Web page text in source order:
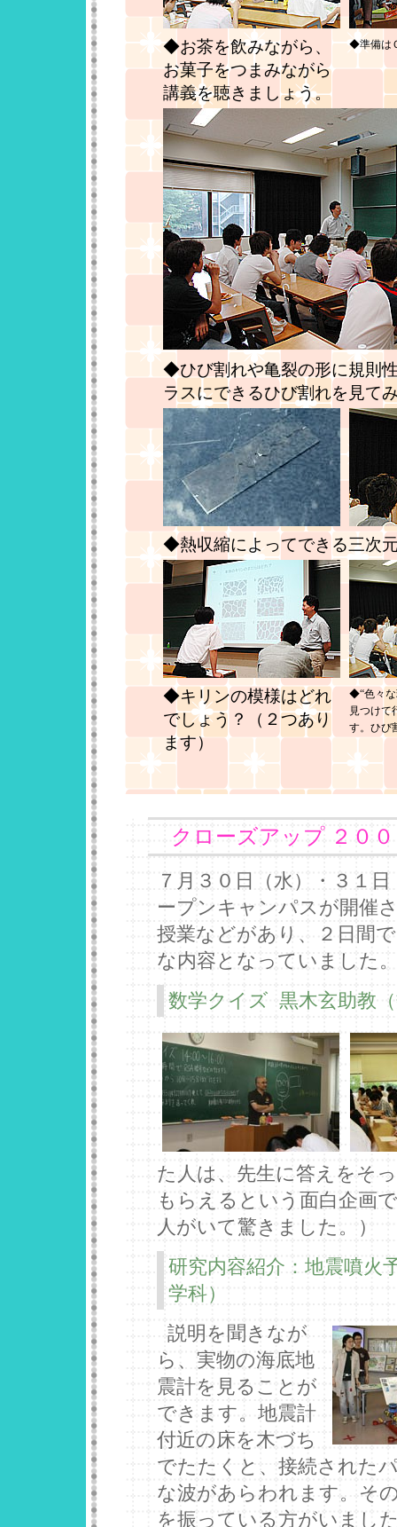
◆お茶を飲みながら、
お菓子をつまみながら
講義を聴きましょう。
◆準備は
◆ひび割れや亀裂の形に規則
ラスにできるひび割れを見て
◆熱収縮によってできる三次
◆キリンの模様はどれ
でしょう？（２つあり
ます）
◆“色々な
見つけて
す。ひび
クローズアップ ２０
７月３０日（水）・３１
ープンキャンパスが開催
授業などがあり、２日間
な内容となっていました
数学クイズ 黒木玄助教
た人は、先生に答えをそ
もらえるという面白企画
人がいて驚きました。）
研究内容紹介：地震噴火
学科）
説明を聞きなが
ら、実物の海底地
震計を見ることが
できます。地震計
付近の床を木づち
でたたくと、接続された
な波があらわれます。そ
を振っている方がいまし